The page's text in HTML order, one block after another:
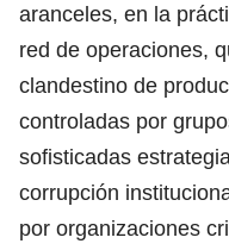
aranceles, en la
red de operaciones,
clandestino de
controladas por
sofisticadas
corrupción
por organizaciones